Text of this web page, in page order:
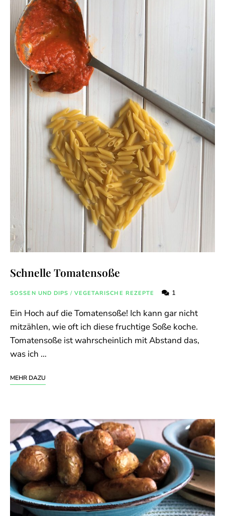
Schnelle Tomatensoße
SOSSEN UND DIPS / VEGETARISCHE REZEPTE 1
Ein Hoch auf die Tomatensoße! Ich kann gar nicht
mitzählen, wie oft ich diese fruchtige Soße koche.
Tomatensoße ist wahrscheinlich mit Abstand das,
was ich …
MEHR DAZU